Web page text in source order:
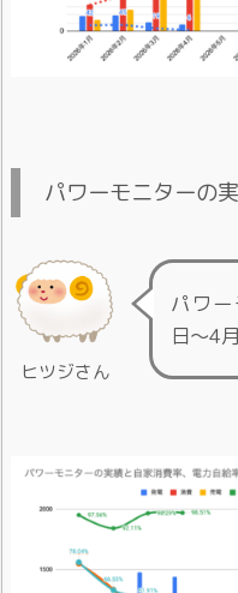
パワーモニターの
ヒツジさん
パワ
日〜4